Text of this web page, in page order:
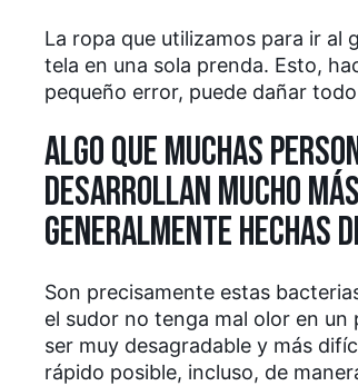
La ropa que utilizamos para ir al
tela en una sola prenda. Esto,
pequeño error, puede dañar
ALGO QUE MUCHAS
DESARROLLAN MUCHO
GENERALMENTE HECHAS
Son precisamente estas
el sudor no tenga mal olor en un
ser muy desagradable y más
rápido posible, incluso, de